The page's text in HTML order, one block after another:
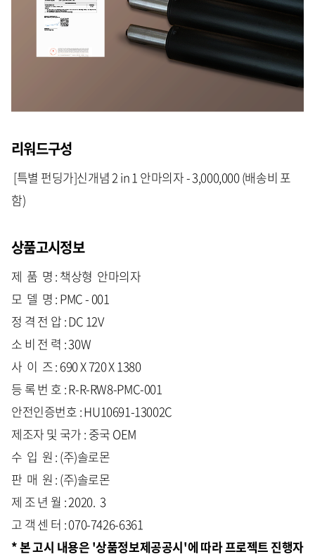
리워드구성
[특별 펀딩가]신개념 2 in 1 안마의자 - 3,000,000 (배송비 포
함)
상품고시정보
제 품 명 : 책상형 안마의자
모 델 명 : PMC - 001
정 격 전 압 : DC 12V
소 비 전 력 : 30W
사 이 즈 : 690 X 720 X 1380
등 록 번 호 : R-R-RW8-PMC-001
안전인증번호 : HU10691-13002C
제조자 및 국가 : 중국 OEM
수 입 원 : (주)솔로몬
판 매 원 : (주)솔로몬
제 조 년 월 : 2020. 3
고 객 센 터 : 070-7426-6361
* 본 고시 내용은 '상품정보제공공시'에 따라 프로젝트 진행자